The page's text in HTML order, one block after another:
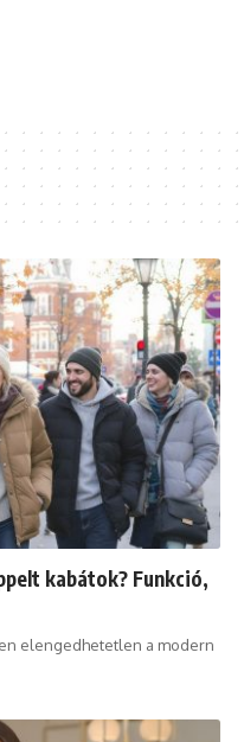
kabátok? Funkció,
elengedhetetlen a modern